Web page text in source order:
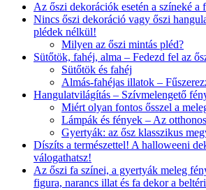
Az őszi dekorációk esetén a színeké a
Nincs őszi dekoráció vagy őszi
plédek nélkül!
Milyen az őszi mintás pléd?
Sütőtök, fahéj, alma – Fedezd fel az
Sütőtök és fahéj
Almás-fahéjas illatok –
Hangulatvilágítás – Szívmelengető
Miért olyan fontos ősszel a
Lámpák és fények – Az
Gyertyák: az ősz klasszikus
Díszíts a természettel! A halloweeni
válogathatsz!
Az őszi fa színei, a gyertyák meleg
figura, narancs illat és fa dekor a